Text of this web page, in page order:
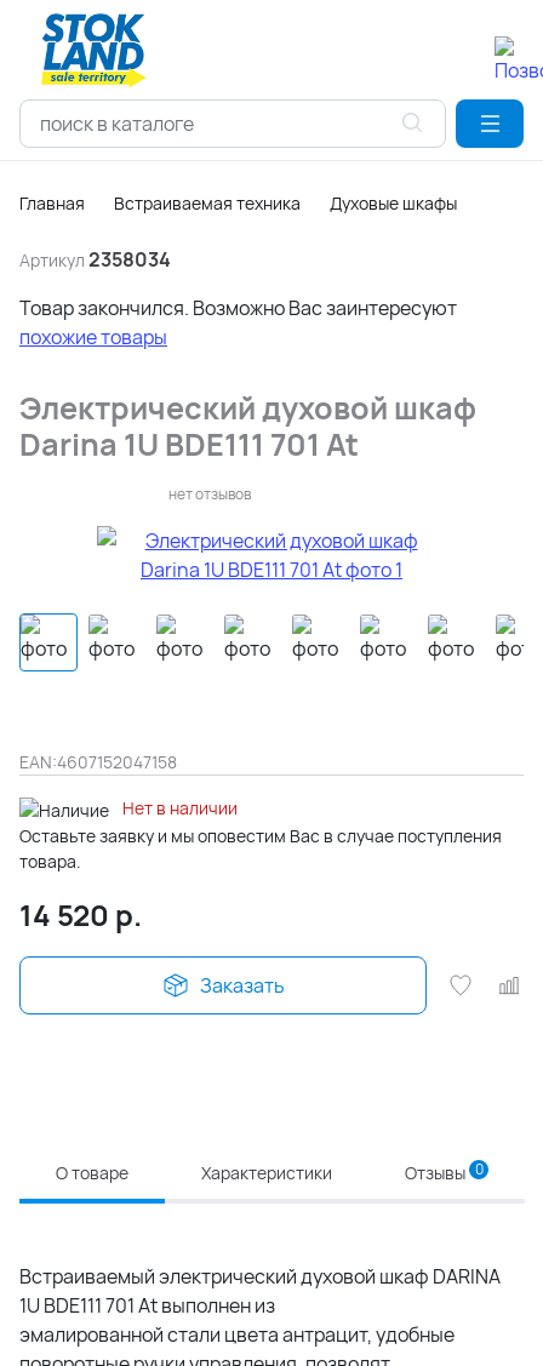
Главная Встраиваемая техника Духовые шкафы
Артикул 2358034
Товар закончился. Возможно Вас заинтересуют
похожие товары
Электрический духовой шкаф
Darina 1U BDE111 701 At
нет отзывов
EAN:4607152047158
Нет в наличии
Оставьте заявку и мы оповестим Вас в случае поступления
товара.
14 520 р.
Заказать
О товаре Характеристики Отзывы 0
Встраиваемый электрический духовой шкаф DARINA
1U BDE111 701 At выполнен из
эмалированной стали цвета антрацит, удобные